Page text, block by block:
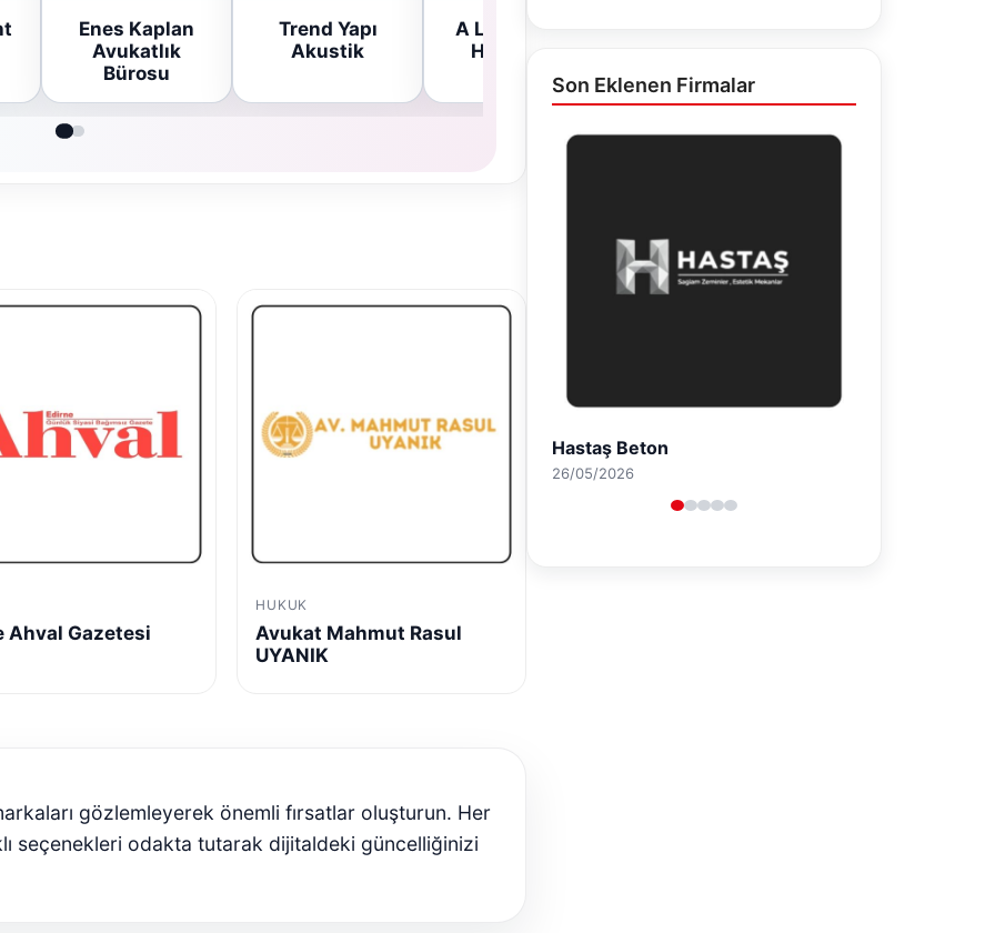
Enes Kaplan
Avukatlık
Bürosu
Trend Yapı
Akustik
A Life Ankara
Hastanesi
Ahval Gazetesi
HUKUK
Avukat Mahmut Rasul
UYANIK
gözlemleyerek önemli fırsatlar oluşturun. Her
seçenekleri odakta tutarak dijitaldeki güncelliğinizi
Son Eklenen Firmalar
Prenses Night Club
29/04/2026